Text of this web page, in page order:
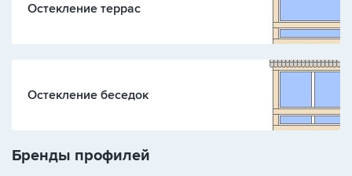
Остекление террас
Остекление беседок
Бренды профилей